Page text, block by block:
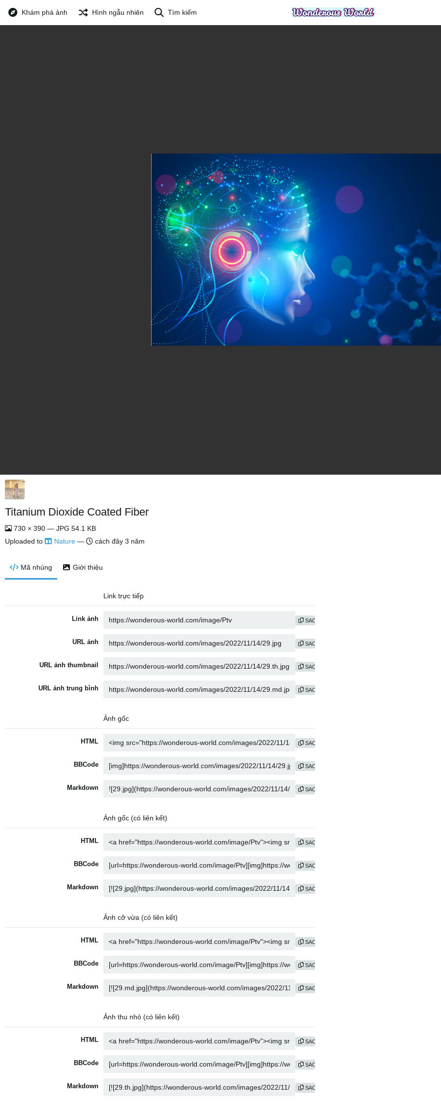
Khám phá ảnh Hình ngẫu nhiên Tìm kiếm
Titanium Dioxide Coated Fiber
730 × 390 — JPG 54.1 KB
Uploaded to
Nature — cách đây 3 năm
Mã nhúng Giới thiệu
Link trực tiếp
Link ảnh SAO CHÉP
URL ảnh SAO CHÉP
URL ảnh thumbnail SAO CHÉP
URL ảnh trung bình SAO CHÉP
Ảnh gốc
HTML SAO CHÉP
BBCode SAO CHÉP
Markdown SAO CHÉP
Ảnh gốc (có liên kết)
HTML SAO CHÉP
BBCode SAO CHÉP
Markdown SAO CHÉP
Ảnh cỡ vừa (có liên kết)
HTML SAO CHÉP
BBCode SAO CHÉP
Markdown SAO CHÉP
Ảnh thu nhỏ (có liên kết)
HTML SAO CHÉP
BBCode SAO CHÉP
Markdown SAO CHÉP